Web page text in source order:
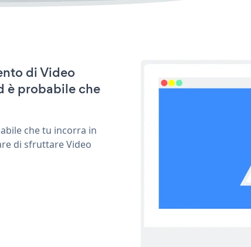
di Video
è probabile che
che tu incorra in
di sfruttare Video